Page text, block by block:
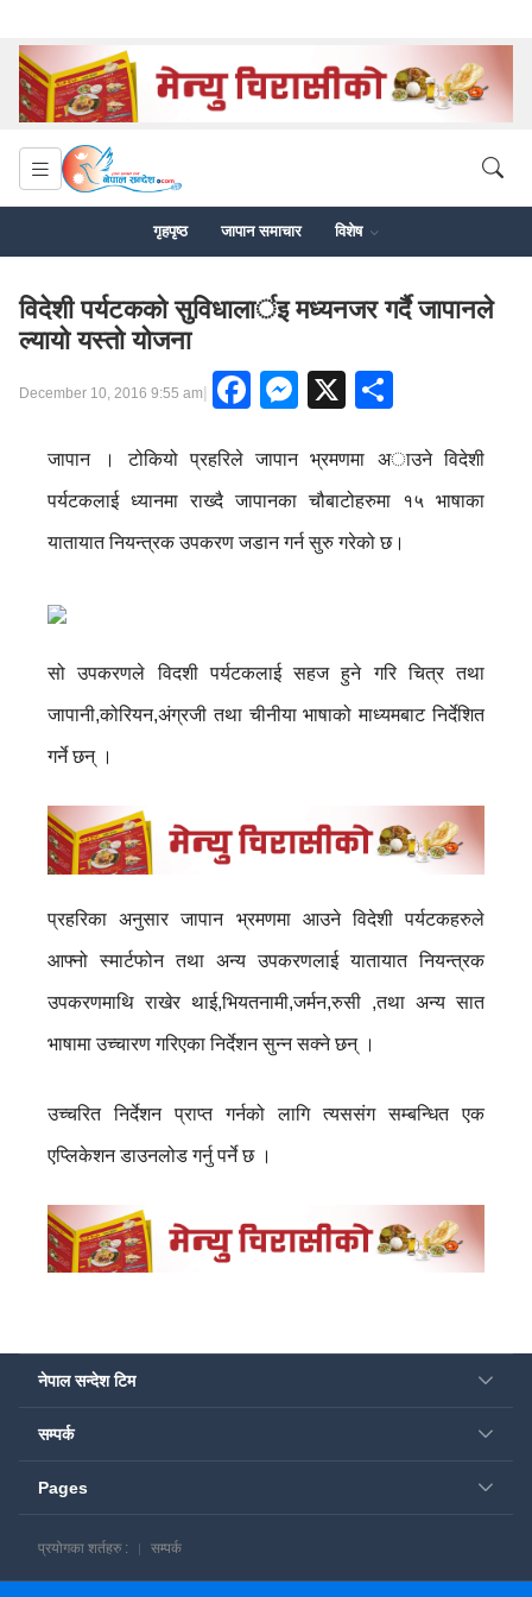
गृहपृष्ठ जापान समाचार विशेष
विदेशी पर्यटकको सुविधालार्इ मध्यनजर गर्दै जापानले
ल्यायो यस्तो योजना
December 10, 2016 9:55 am| Facebook
Messenger
X
जापान । टोकियो प्रहरिले जापान भ्रमणमा अाउने विदेशी
पर्यटकलाई ध्यानमा राख्दै जापानका चौबाटोहरुमा १५ भाषाका
यातायात नियन्त्रक उपकरण जडान गर्न सुरु गरेको छ।
सो उपकरणले विदशी पर्यटकलाई सहज हुने गरि चित्र तथा
जापानी,कोरियन,अंग्रजी तथा चीनीया भाषाको माध्यमबाट निर्देशित
गर्ने छन् ।
प्रहरिका अनुसार जापान भ्रमणमा आउने विदेशी पर्यटकहरुले
आफ्नो स्मार्टफोन तथा अन्य उपकरणलाई यातायात नियन्त्रक
उपकरणमाथि राखेर थाई,भियतनामी,जर्मन,रुसी ,तथा अन्य सात
भाषामा उच्चारण गरिएका निर्देशन सुन्न सक्ने छन् ।
उच्चरित निर्देशन प्राप्त गर्नको लागि त्यससंग सम्बन्धित एक
एप्लिकेशन डाउनलोड गर्नु पर्ने छ ।
नेपाल सन्देश टिम
सम्पर्क
Pages
प्रयोगका शर्तहरु : सम्पर्क